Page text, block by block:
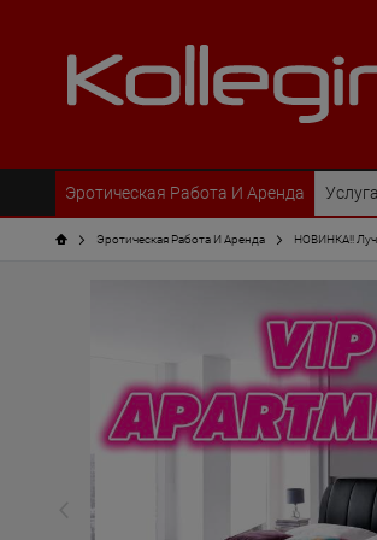
Эротическая Pабота И Аренда
Эротическая Pабота И Аренда НОВИНКА!!